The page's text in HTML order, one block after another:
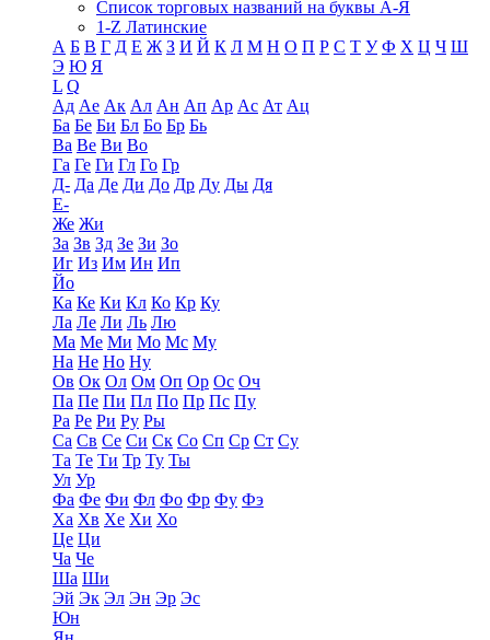
Список торговых названий на буквы А-Я
1-Z Латинские
А Б В Г Д Е Ж З И Й К Л М Н О П Р С Т У Ф Х Ц Ч Ш
Э Ю Я
L Q
Ад Ае Ак Ал Ан Ап Ар Ас Ат Ац
Ба Бе Би Бл Бо Бр Бь
Ва Ве Ви Во
Га Ге Ги Гл Го Гр
Д- Да Де Ди До Др Ду Ды Дя
Е-
Же Жи
За Зв Зд Зе Зи Зо
Иг Из Им Ин Ип
Йо
Ка Ке Ки Кл Ко Кр Ку
Ла Ле Ли Ль Лю
Ма Ме Ми Мо Мс Му
На Не Но Ну
Ов Ок Ол Ом Оп Ор Ос Оч
Па Пе Пи Пл По Пр Пс Пу
Ра Ре Ри Ру Ры
Са Св Се Си Ск Со Сп Ср Ст Су
Та Те Ти Тр Ту Ты
Ул Ур
Фа Фе Фи Фл Фо Фр Фу Фэ
Ха Хв Хе Хи Хо
Це Ци
Ча Че
Ша Ши
Эй Эк Эл Эн Эр Эс
Юн